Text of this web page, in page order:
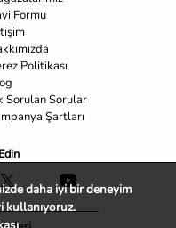
Formu
Politikası
Sorulan Sorular
Şartları
daha iyi bir deneyim
kullanıyoruz.